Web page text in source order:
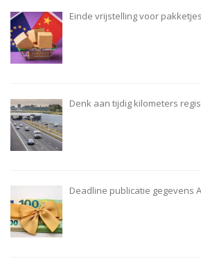
Einde vrijstelling voor
Denk aan tijdig kilometers
Deadline publicatie gegevens